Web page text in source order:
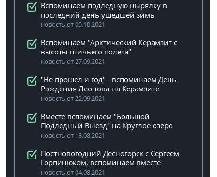
Вспоминаем подледную нырялку в
последний день ушедшей зимы
новость от 05.10.2021
Вспоминаем "Арктический Керамзит с
высоты птичьего полета"
новость от 27.09.2021
"Не прошел и год" - вспоминаем День
Рождения Леонова на Керамзите
новость от 22.09.2021
Вместе вспоминаем "Большой
Подледный Выезд" на Круглое озеро
новость от 18.08.2021
Постновогодний Десногорск с Сергеем
Горпинюком, вспоминаем вместе
новость от 04.08.2021